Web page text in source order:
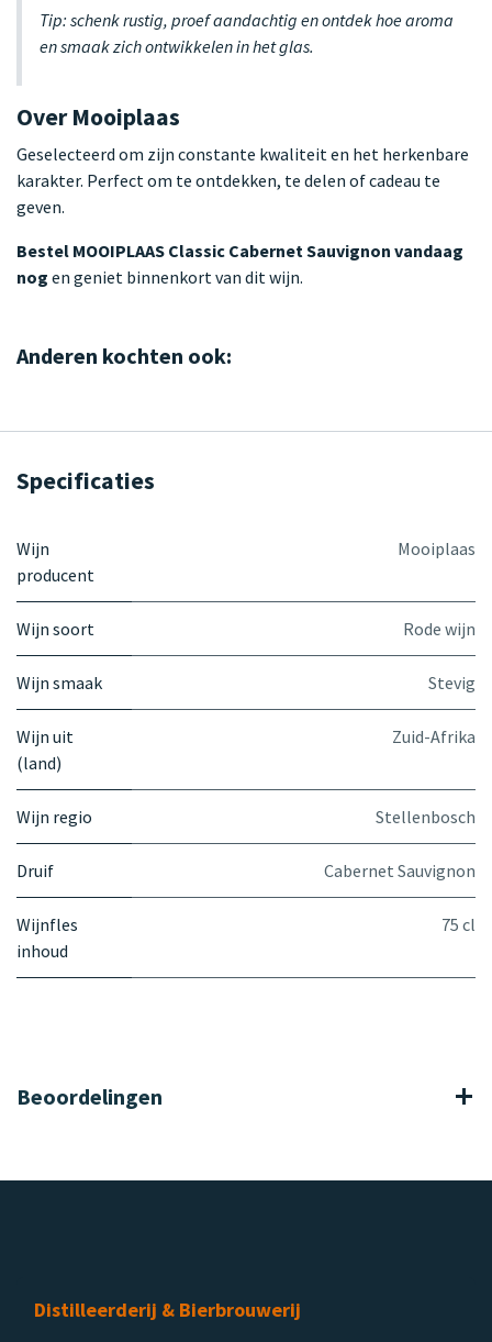
Tip: schenk rustig, proef aandachtig en ontdek hoe aroma
en smaak zich ontwikkelen in het glas.
Over Mooiplaas
Geselecteerd om zijn constante kwaliteit en het herkenbare
karakter. Perfect om te ontdekken, te delen of cadeau te
geven.
Bestel MOOIPLAAS Classic Cabernet Sauvignon vandaag
nog en geniet binnenkort van dit wijn.
Anderen kochten ook:
Specificaties
Wijn
producent
Mooiplaas
Wijn soort Rode wijn
Wijn smaak Stevig
Wijn uit
(land)
Zuid-Afrika
Wijn regio Stellenbosch
Druif Cabernet Sauvignon
Wijnfles
inhoud
75 cl
Beoordelingen
Distilleerderij & Bierbrouwerij